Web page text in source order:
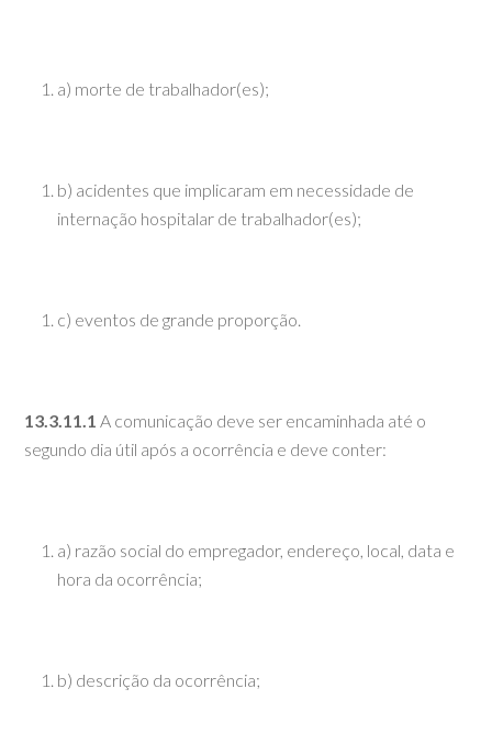
a) morte de trabalhador(es);
b) acidentes que implicaram em necessidade de
internação hospitalar de trabalhador(es);
c) eventos de grande proporção.
13.3.11.1A comunicação deve ser encaminhada até o
segundo dia útil após a ocorrência e deve conter:
a) razão social do empregador, endereço, local, data e
hora da ocorrência;
b) descrição da ocorrência;